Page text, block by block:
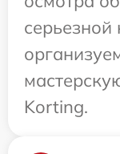
Korting.